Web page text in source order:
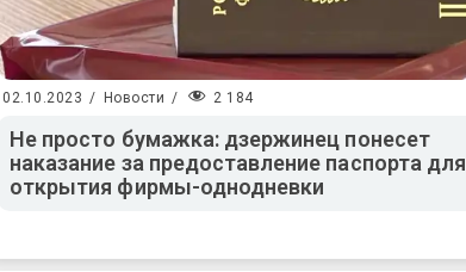
02.10.2023 / Новости / 2 184
Не просто бумажка: дзержинец понесет
наказание за предоставление паспорта для
открытия фирмы-однодневки